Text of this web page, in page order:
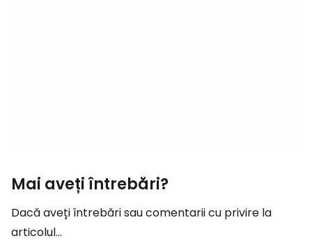
Mai aveți întrebări?
Dacă aveți întrebări sau comentarii cu privire la
articolul...